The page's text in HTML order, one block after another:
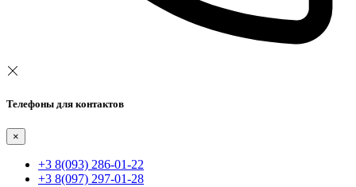
Телефоны для контактов
×
+3 8(093) 286-01-22
+3 8(097) 297-01-28